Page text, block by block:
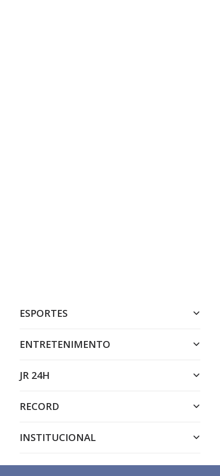
ESPORTES
ENTRETENIMENTO
JR 24H
RECORD
INSTITUCIONAL